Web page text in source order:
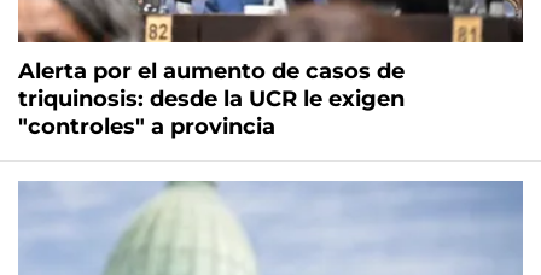
Alerta por el aumento de casos de
triquinosis: desde la UCR le exigen
"controles" a provincia